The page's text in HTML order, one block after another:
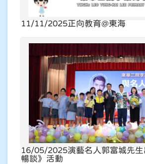
11/11/2025正向教育@東海
16/05/2025演藝名人郭富城先
暢談》活動